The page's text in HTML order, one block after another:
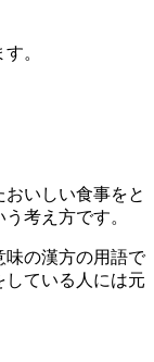
。
いしい食事をと
考え方です。
味の漢方の用語で
している人には元